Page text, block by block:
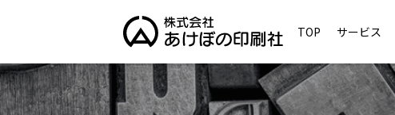
TOP サービス